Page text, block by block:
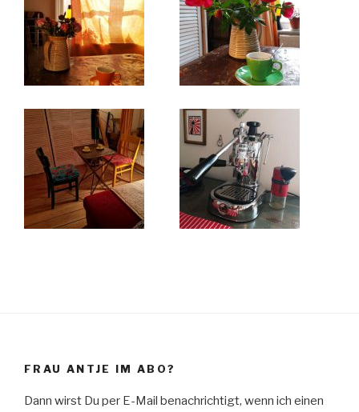
FRAU ANTJE IM ABO?
Dann wirst Du per E-Mail benachrichtigt, wenn ich einen